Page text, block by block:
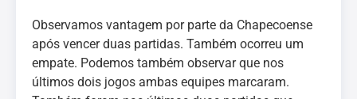
Observamos vantagem por parte da Chapecoense
após vencer duas partidas. Também ocorreu um
empate. Podemos também observar que nos
últimos dois jogos ambas equipes marcaram.